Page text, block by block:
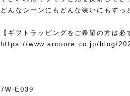
どんなシーンにもどんな装いにもすっ
【ギフトラッピングをご希望の方は必
https://www.arcuore.co.jp/blog/
7W-E039